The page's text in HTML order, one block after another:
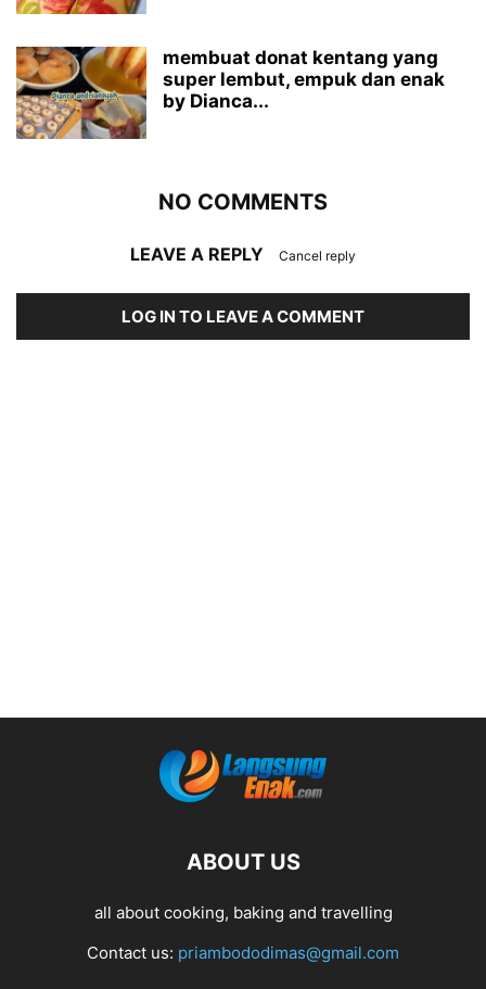
membuat donat kentang yang
super lembut, empuk dan enak
by Dianca...
NO COMMENTS
LEAVE A REPLY Cancel reply
LOG IN TO LEAVE A COMMENT
ABOUT US
all about cooking, baking and travelling
Contact us: priambododimas@gmail.com